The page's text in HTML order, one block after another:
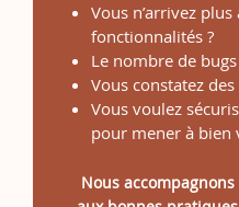
Vous n’arrivez
fonctionnalités ?
Le nombre de
Vous constatez
Vous voulez
pour mener à bien
Nous